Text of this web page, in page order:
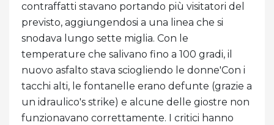
contraffatti stavano portando più visitatori del
previsto, aggiungendosi a una linea che si
snodava lungo sette miglia. Con le
temperature che salivano fino a 100 gradi, il
nuovo asfalto stava sciogliendo le donne'Con i
tacchi alti, le fontanelle erano defunte (grazie a
un idraulico's strike) e alcune delle giostre non
funzionavano correttamente. I critici hanno